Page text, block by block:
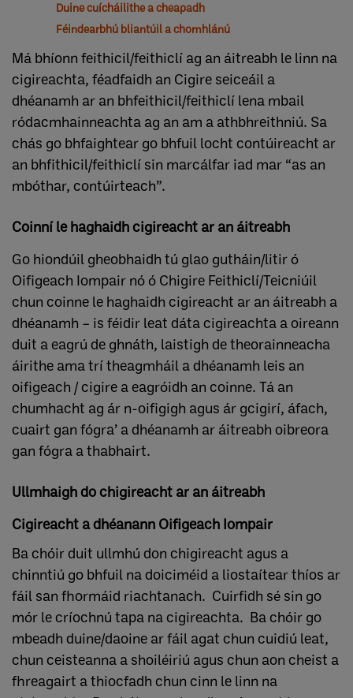
Duine cuícháilithe a cheapadh
Féindearbhú bliantúil a chomhlánú
Má bhíonn feithicil/feithiclí ag an áitreabh le linn na
cigireachta, féadfaidh an Cigire seiceáil a
dhéanamh ar an bhfeithicil/feithiclí lena mbail
ródacmhainneachta ag an am a athbhreithniú. Sa
chás go bhfaightear go bhfuil locht contúireacht ar
an bhfithicil/feithiclí sin marcálfar iad mar “as an
mbóthar, contúirteach”.
Coinní le haghaidh cigireacht ar an áitreabh
Go hiondúil gheobhaidh tú glao gutháin/litir ó
Oifigeach Iompair nó ó Chigire Feithiclí/Teicniúil
chun coinne le haghaidh cigireacht ar an áitreabh a
dhéanamh – is féidir leat dáta cigireachta a oireann
duit a eagrú de ghnáth, laistigh de theorainneacha
áirithe ama trí theagmháil a dhéanamh leis an
oifigeach / cigire a eagróidh an coinne. Tá an
chumhacht ag ár n-oifigigh agus ár gcigirí, áfach,
cuairt gan fógra’ a dhéanamh ar áitreabh oibreora
gan fógra a thabhairt.
Ullmhaigh do chigireacht ar an áitreabh
Cigireacht a dhéanann Oifigeach Iompair
Ba chóir duit ullmhú don chigireacht agus a
chinntiú go bhfuil na doiciméid a liostaítear thíos ar
fáil san fhormáid riachtanach. Cuirfidh sé sin go
mór le críochnú tapa na cigireachta. Ba chóir go
mbeadh duine/daoine ar fáil agat chun cuidiú leat,
chun ceisteanna a shoiléiriú agus chun aon cheist a
fhreagairt a thiocfadh chun cinn le linn na